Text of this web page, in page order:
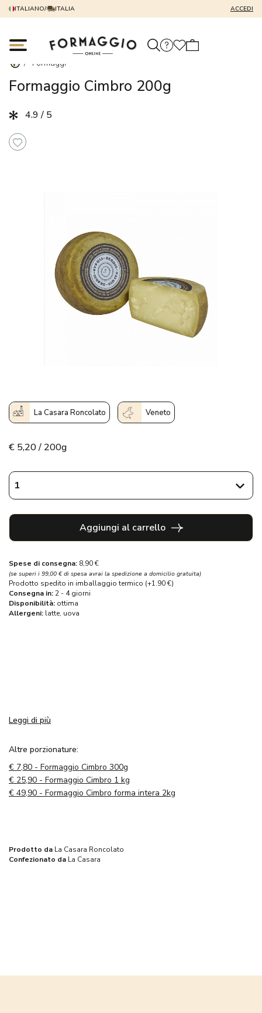
ITALIANO/ ITALIA ACCEDI
/ Formaggi
Formaggio Cimbro 200g
4.9 / 5
La Casara Roncolato Veneto
€ 5,20 / 200g
Aggiungi al carrello
Spese di consegna: 8,90 €
(se superi i 99,00 € di spesa avrai la spedizione a domicilio gratuita)
Prodotto spedito in imballaggio termico (+1.90 €)
Consegna in: 2 - 4 giorni
Disponibilità: ottima
Allergeni: latte, uova
Leggi di più
Altre porzionature:
€ 7,80 - Formaggio Cimbro 300g
€ 25,90 - Formaggio Cimbro 1 kg
€ 49,90 - Formaggio Cimbro forma intera 2kg
Prodotto da La Casara Roncolato
Confezionato da La Casara